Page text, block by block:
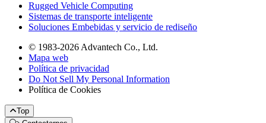
Rugged Vehicle Computing
Sistemas de transporte inteligente
Soluciones Embebidas y servicio de rediseño
© 1983-2026 Advantech Co., Ltd.
Mapa web
Política de privacidad
Do Not Sell My Personal Information
Política de Cookies
Top